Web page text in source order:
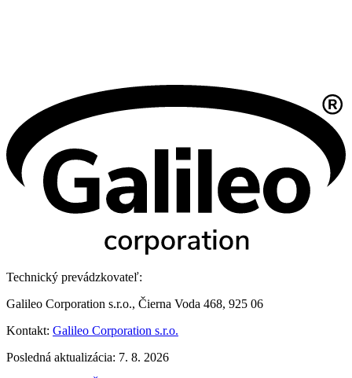
Technický prevádzkovateľ:
Galileo Corporation s.r.o., Čierna Voda 468, 925 06
Kontakt: Galileo Corporation s.r.o.
Posledná aktualizácia: 7. 8. 2026